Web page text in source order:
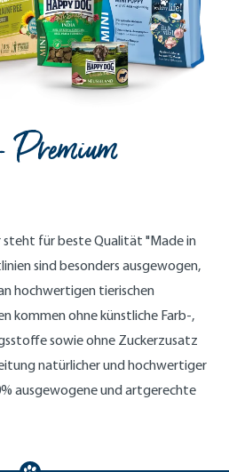
für beste Qualität "Made in
sind besonders ausgewogen,
hochwertigen tierischen
kommen ohne künstliche Farb-,
sowie ohne Zuckerzusatz
natürlicher und hochwertiger
ausgewogene und artgerechte